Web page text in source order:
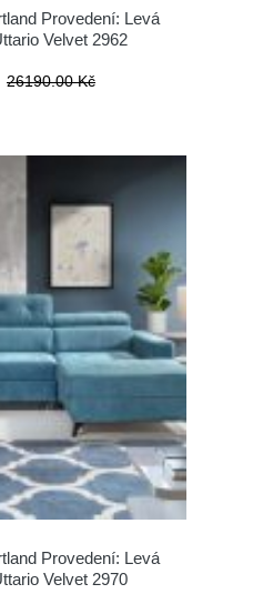
Provedení: Levá
Velvet 2962
26190.00 Kč
Provedení: Levá
Velvet 2970